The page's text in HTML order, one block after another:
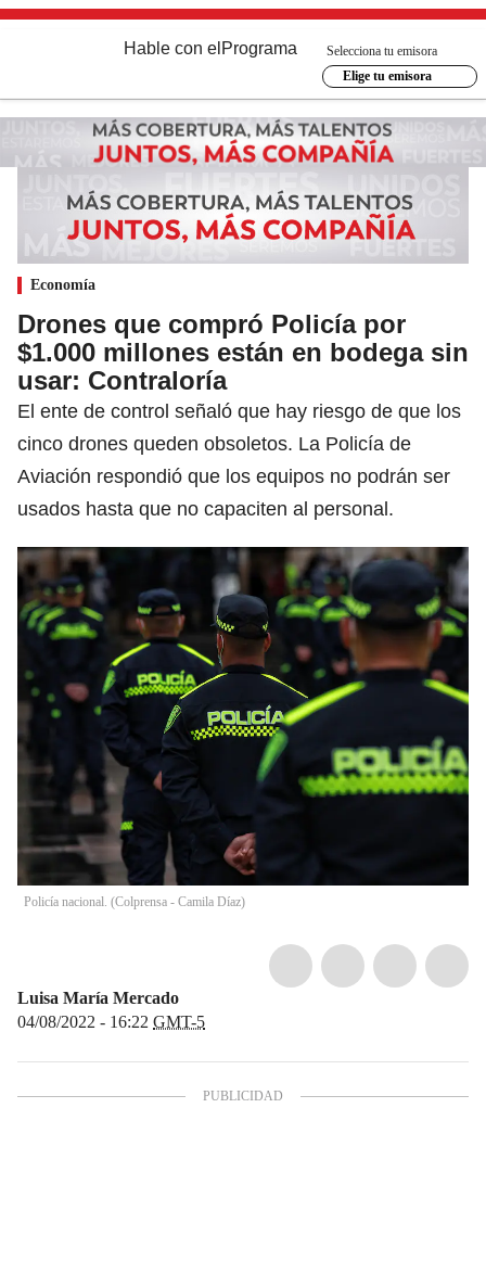
Hable con el Programa
Selecciona tu emisora
Elige tu emisora
Economía
Drones que compró Policía por
$1.000 millones están en bodega sin
usar: Contraloría
El ente de control señaló que hay riesgo de que los
cinco drones queden obsoletos. La Policía de
Aviación respondió que los equipos no podrán ser
usados hasta que no capaciten al personal.
Policía nacional. (Colprensa - Camila Díaz)
Luisa María Mercado
04/08/2022 - 16:22 GMT-5